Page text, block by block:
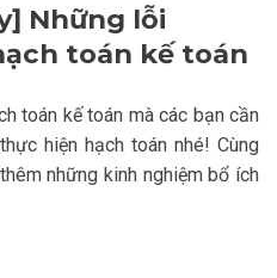
Những lỗi
toán kế toán
toán kế toán mà các bạn cần
hiện hạch toán nhé! Cùng
những kinh nghiệm bổ ích